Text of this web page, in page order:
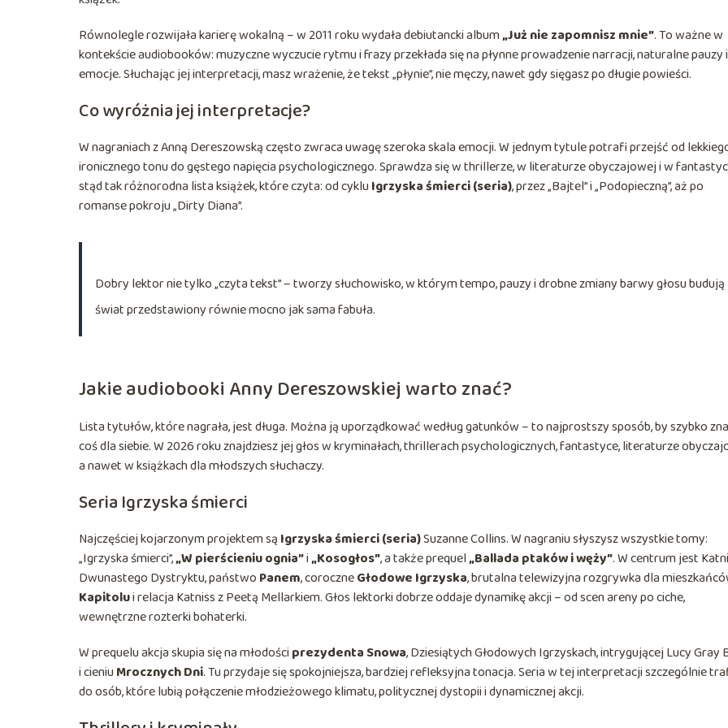
Równolegle rozwijała karierę wokalną – w 2011 roku wydała debiutancki album„Już nie zapomnisz mnie”. To ważne w
kontekście audiobooków: muzyczne wyczucie rytmu i frazy przekłada się na płynne prowadzenie narracji, naturalne pauzy i
emocje. Słuchając jej interpretacji, masz wrażenie, że tekst „płynie”, nie męczy, nawet gdy sięgasz po długie powieści.
Co wyróżnia jej interpretacje?
W nagraniach z Anną Dereszowską często zwraca uwagę szeroka skala emocji. W jednym tytule potrafi przejść od
ironicznego tonu do gęstego napięcia psychologicznego. Sprawdza się w thrillerze, w literaturze obyczajowej i w
stąd tak różnorodna lista książek, które czyta: od cykluIgrzyska śmierci (seria), przez „Bajtel” i „Podopieczną”, aż po
romanse pokroju „Dirty Diana”.
Dobry lektor nie tylko „czyta tekst” – tworzy słuchowisko, w którym tempo, pauzy i drobne zmiany barwy głosu budują
świat przedstawiony równie mocno jak sama fabuła.
Jakie audiobooki Anny Dereszowskiej warto znać?
Lista tytułów, które nagrała, jest długa. Można ją uporządkować według gatunków – to najprostszy sposób, by szybko
coś dla siebie. W 2026 roku znajdziesz jej głos w kryminałach, thrillerach psychologicznych, fantastyce, literaturze
a nawet w książkach dla młodszych słuchaczy.
Seria Igrzyska śmierci
Najczęściej kojarzonym projektem są Igrzyska śmierci (seria)Suzanne Collins. W nagraniu słyszysz wszystkie tomy:
„Igrzyska śmierci”,„W pierścieniu ognia”i„Kosogłos”, a także prequel„Ballada ptaków i węży”. W centrum jest
Dwunastego Dystryktu, państwo Panem, coroczneGłodowe Igrzyska, brutalna telewizyjna rozgrywka dla
Kapitolui relacja Katniss z Peetą Mellarkiem. Głos lektorki dobrze oddaje dynamikę akcji – od scen areny po ciche,
wewnętrzne rozterki bohaterki.
W prequelu akcja skupia się na młodości prezydenta Snowa, Dziesiątych Głodowych Igrzyskach, intrygującej Lucy Gray
i cieniuMrocznych Dni. Tu przydaje się spokojniejsza, bardziej refleksyjna tonacja. Seria w tej interpretacji szczególnie
do osób, które lubią połączenie młodzieżowego klimatu, politycznej dystopii i dynamicznej akcji.